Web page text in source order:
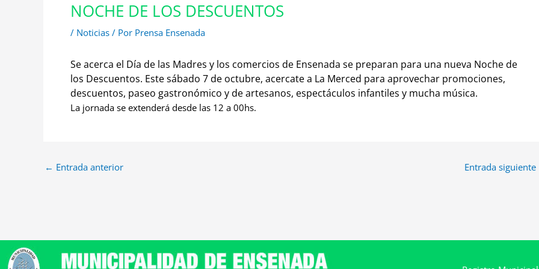
NOCHE DE LOS DESCUENTOS
/ Noticias / Por Prensa Ensenada
Se acerca el Día de las Madres y los comercios de Ensenada se preparan para una nueva Noche de
los Descuentos. Este sábado 7 de octubre, acercate a La Merced para aprovechar promociones,
descuentos, paseo gastronómico y de artesanos, espectáculos infantiles y mucha música.
La jornada se extenderá desde las 12 a 00hs.
← Entrada anterior Entrada siguiente